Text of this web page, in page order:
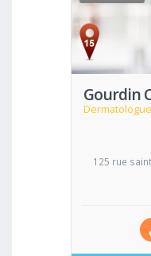
Gourdin
Dermatologue
125 rue